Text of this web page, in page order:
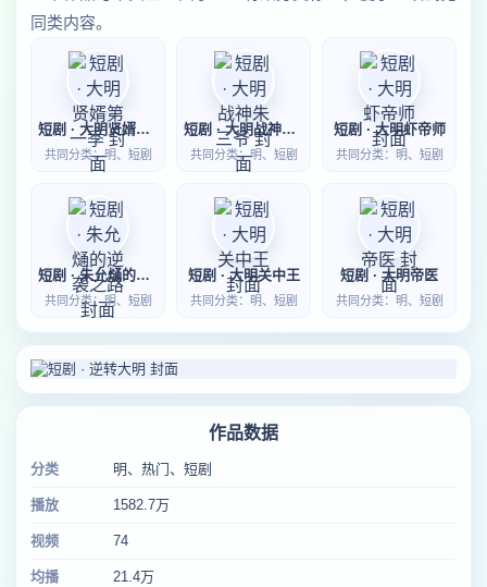
同类内容。
短剧 · 大明贤婿第一季
共同分类：明、短剧
短剧 · 大明战神朱三爷
共同分类：明、短剧
短剧 · 大明虾帝师
共同分类：明、短剧
短剧 · 朱允熥的逆袭之路
共同分类：明、短剧
短剧 · 大明关中王
共同分类：明、短剧
短剧 · 大明帝医
共同分类：明、短剧
作品数据
分类 明、热门、短剧
播放 1582.7万
视频 74
均播 21.4万